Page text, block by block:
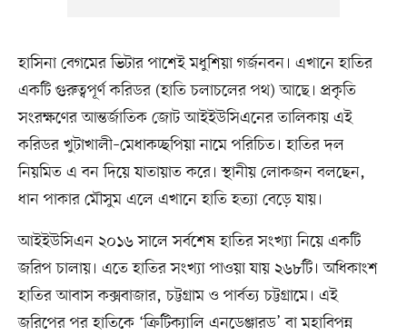
হাসিনা বেগমের ভিটার পাশেই মধুশিয়া গর্জনবন। এখানে হাতির
একটি গুরুত্বপূর্ণ করিডর (হাতি চলাচলের পথ) আছে। প্রকৃতি
সংরক্ষণের আন্তর্জাতিক জোট আইইউসিএনের তালিকায় এই
করিডর খুটাখালী–মেধাকচ্ছপিয়া নামে পরিচিত। হাতির দল
নিয়মিত এ বন দিয়ে যাতায়াত করে। স্থানীয় লোকজন বলছেন,
ধান পাকার মৌসুম এলে এখানে হাতি হত্যা বেড়ে যায়।
আইইউসিএন ২০১৬ সালে সর্বশেষ হাতির সংখ্যা নিয়ে একটি
জরিপ চালায়। এতে হাতির সংখ্যা পাওয়া যায় ২৬৮টি। অধিকাংশ
হাতির আবাস কক্সবাজার, চট্টগ্রাম ও পার্বত্য চট্টগ্রামে। এই
জরিপের পর হাতিকে ‘ক্রিটিক্যালি এনডেঞ্জারড’ বা মহাবিপন্ন